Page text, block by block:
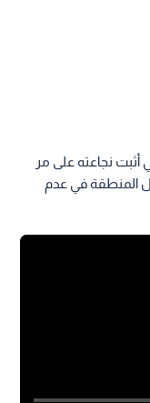
نجاعته على مر
المنطقة في عدم